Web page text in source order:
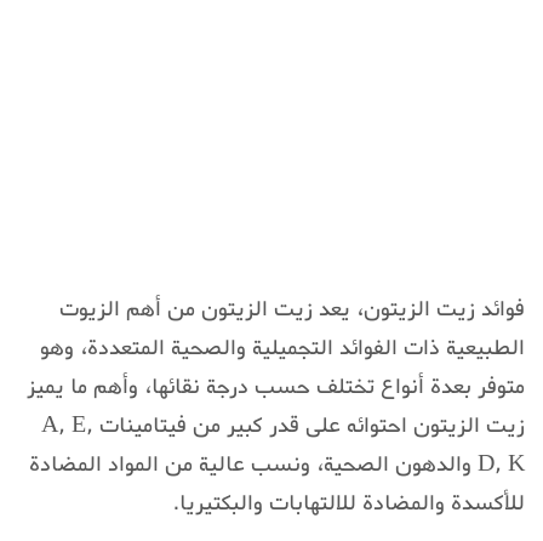
فوائد زيت الزيتون، يعد زيت الزيتون من أهم الزيوت
الطبيعية ذات الفوائد التجميلية والصحية المتعددة، وهو
متوفر بعدة أنواع تختلف حسب درجة نقائها، وأهم ما يميز
زيت الزيتون احتوائه على قدر كبير من فيتامينات A, E,
D, K والدهون الصحية، ونسب عالية من المواد المضادة
للأكسدة والمضادة للالتهابات والبكتيريا.